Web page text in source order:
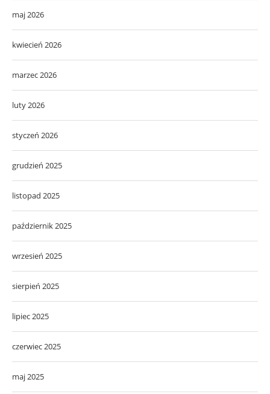
maj 2026
kwiecień 2026
marzec 2026
luty 2026
styczeń 2026
grudzień 2025
listopad 2025
październik 2025
wrzesień 2025
sierpień 2025
lipiec 2025
czerwiec 2025
maj 2025